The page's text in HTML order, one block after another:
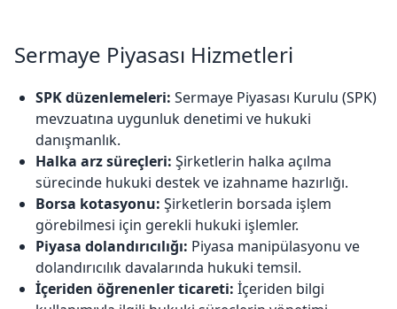
Sermaye Piyasası Hizmetleri
SPK düzenlemeleri: Sermaye Piyasası Kurulu (SPK)
mevzuatına uygunluk denetimi ve hukuki
danışmanlık.
Halka arz süreçleri: Şirketlerin halka açılma
sürecinde hukuki destek ve izahname hazırlığı.
Borsa kotasyonu: Şirketlerin borsada işlem
görebilmesi için gerekli hukuki işlemler.
Piyasa dolandırıcılığı: Piyasa manipülasyonu ve
dolandırıcılık davalarında hukuki temsil.
İçeriden öğrenenler ticareti: İçeriden bilgi